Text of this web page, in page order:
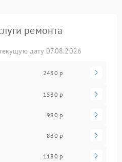
ремонта
дату 07.08.2026
2430 р
1580 р
980 р
830 р
1180 р